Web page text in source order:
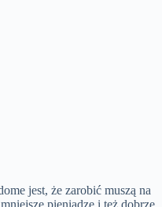
jest, że zarobić muszą na
pieniądze i też dobrze